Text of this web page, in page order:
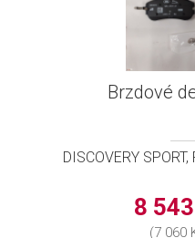
Brzdové
DISCOVERY
8
(7 060